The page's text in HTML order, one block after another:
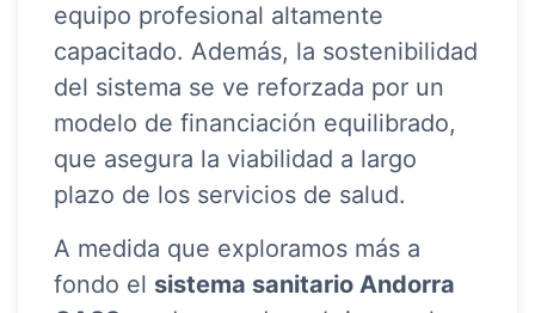
equipo profesional altamente
capacitado. Además, la sostenibilidad
del sistema se ve reforzada por un
modelo de financiación equilibrado,
que asegura la viabilidad a largo
plazo de los servicios de salud.
A medida que exploramos más a
fondo el sistema sanitario Andorra